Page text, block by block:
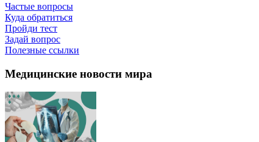
Частые вопросы
Куда обратиться
Пройди тест
Задай вопрос
Полезные ссылки
Медицинские новости мира